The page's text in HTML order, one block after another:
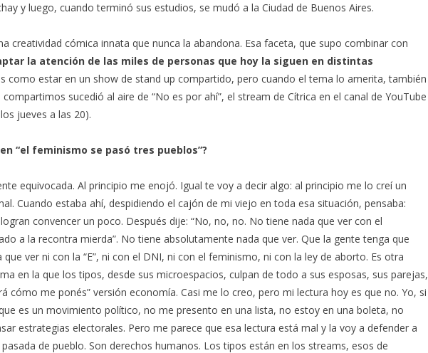
y luego, cuando terminó sus estudios, se mudó a la Ciudad de Buenos Aires.
creatividad cómica innata que nunca la abandona. Esa faceta, que supo combinar con
la atención de las miles de personas que hoy la siguen en distintas
como estar en un show de stand up compartido, pero cuando el tema lo amerita, también
sucedió al aire de “No es por ahí”, el stream de Cítrica en el canal de YouTube
jueves a las 20).
“el feminismo se pasó tres pueblos”?
equivocada. Al principio me enojó. Igual te voy a decir algo: al principio me lo creí un
Cuando estaba ahí, despidiendo el cajón de mi viejo en toda esa situación, pensaba:
convencer un poco. Después dije: “No, no, no. No tiene nada que ver con el
a la recontra mierda”. No tiene absolutamente nada que ver. Que la gente tenga que
ver ni con la “E”, ni con el DNI, ni con el feminismo, ni con la ley de aborto. Es otra
en la que los tipos, desde sus microespacios, culpan de todo a sus esposas, sus parejas,
cómo me ponés” versión economía. Casi me lo creo, pero mi lectura hoy es que no. Yo, si
es un movimiento político, no me presento en una lista, no estoy en una boleta, no
estrategias electorales. Pero me parece que esa lectura está mal y la voy a defender a
de pueblo. Son derechos humanos. Los tipos están en los streams, esos de